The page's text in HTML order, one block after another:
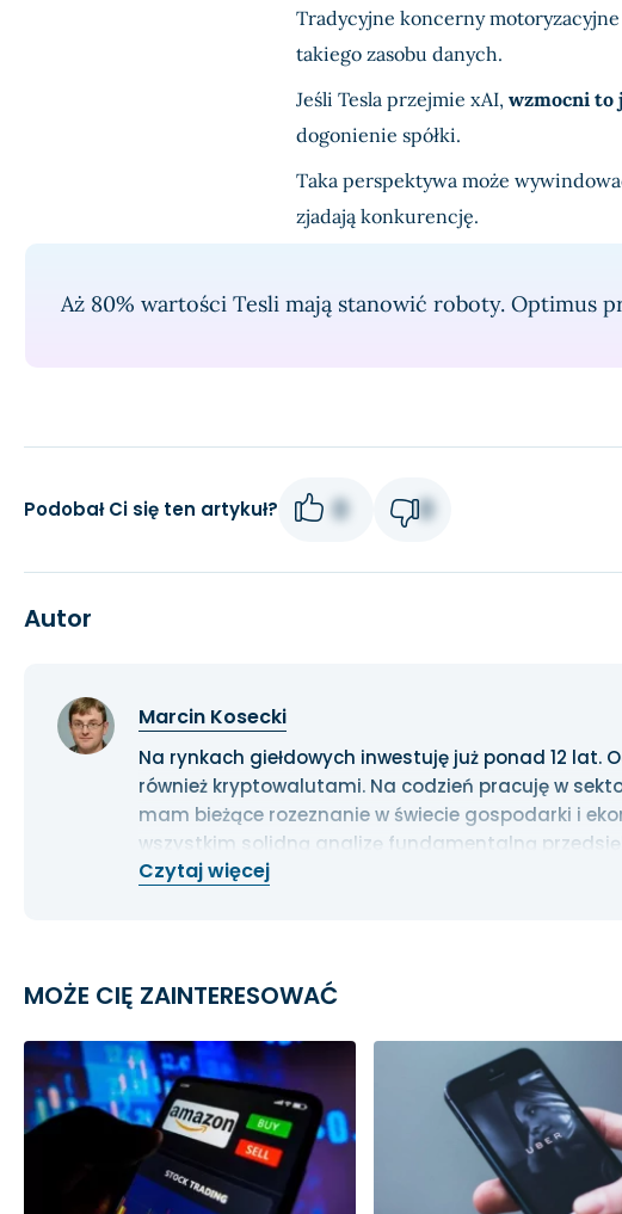
Tradycyjne koncerny
takiego zasobu danych.
Jeśli Tesla przejmie xAI, wzmocni to
dogonienie spółki.
Taka perspektywa może
zjadają konkurencję.
Aż 80% wartości Tesli mają stanowić roboty. Optimus
Podobał Ci się ten artykuł? 0 0
Autor
Marcin Kosecki
Na rynkach giełdowych inwestuję już ponad 12 lat.
również kryptowalutami. Na codzień pracuję w
mam bieżące rozeznanie w świecie gospodarki i
wszystkim solidną analizę fundamentalną
długoterminowe.
Czytaj więcej
MOŻE CIĘ ZAINTERESOWAĆ